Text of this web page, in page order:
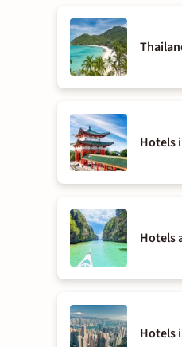
Hotels
Hotels
Hotels